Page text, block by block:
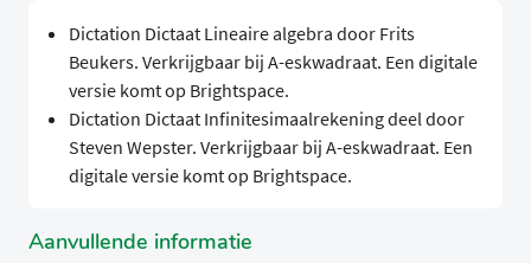
Dictation Dictaat Lineaire algebra door Frits
Beukers. Verkrijgbaar bij A-eskwadraat. Een digitale
versie komt op Brightspace.
Dictation Dictaat Infinitesimaalrekening deel door
Steven Wepster. Verkrijgbaar bij A-eskwadraat. Een
digitale versie komt op Brightspace.
Aanvullende informatie